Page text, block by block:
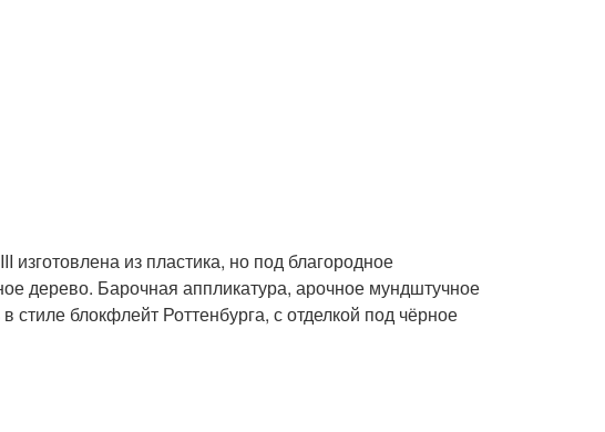
изготовлена из пластика, но под благородное
дерево. Барочная аппликатура, арочное мундштучное
стиле блокфлейт Роттенбурга, с отделкой под чёрное